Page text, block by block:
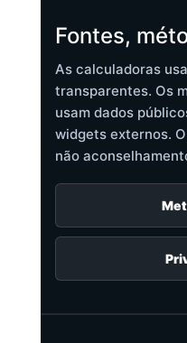
Fontes,
As calculadoras
transparentes. Os
usam dados
widgets externos.
não